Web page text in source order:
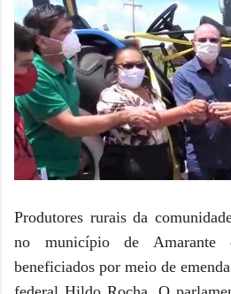
Produtores rurais da
no município de Amarante
beneficiados por meio de